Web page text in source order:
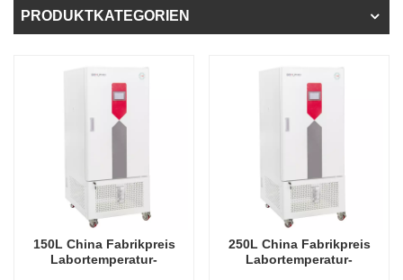
PRODUKTKATEGORIEN
150L China Fabrikpreis
Labortemperatur-
250L China Fabrikpreis
Labortemperatur-